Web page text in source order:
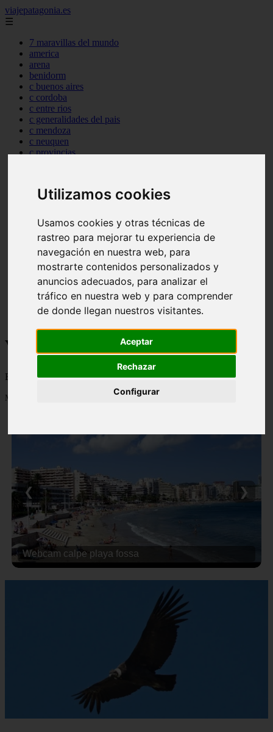
Utilizamos cookies
Usamos cookies y otras técnicas de
rastreo para mejorar tu experiencia de
navegación en nuestra web, para
mostrarte contenidos personalizados y
anuncios adecuados, para analizar el
tráfico en nuestra web y para comprender
de donde llegan nuestros visitantes.
Aceptar
Rechazar
Configurar
viajepatagonia.es
☰
7 maravillas del mundo
america
arena
benidorm
c buenos aires
c cordoba
c entre rios
c generalidades del pais
c mendoza
c neuquen
c provincias
c tucuman
carmen
category
destinos
gijon
lanzarote
live
monumentos
naturaleza
san
tenerife
Viajes a la Patagonia
Blog sobre la Patagonia en particular y sobre turismo en general
Mostrando 1 - 24 de 478 artículos
Webcam calpe playa fossa
❮ ❯